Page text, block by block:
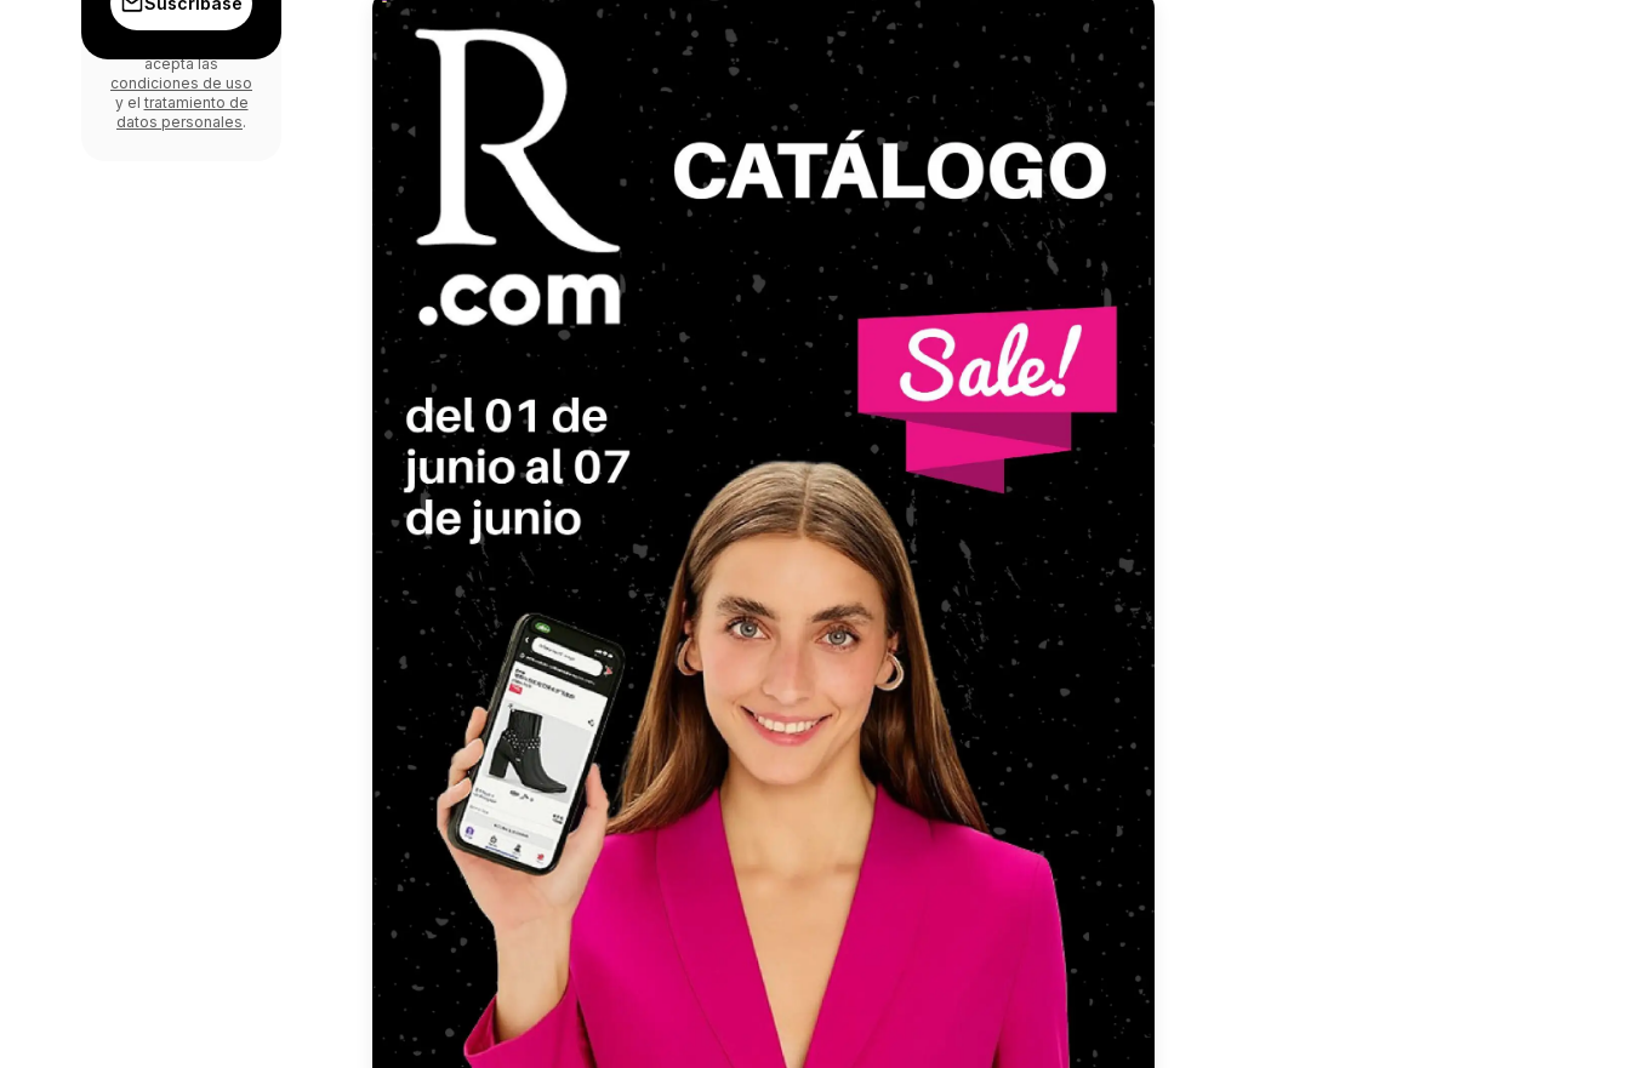
acepta las
condiciones de uso
y el tratamiento de
datos personales.